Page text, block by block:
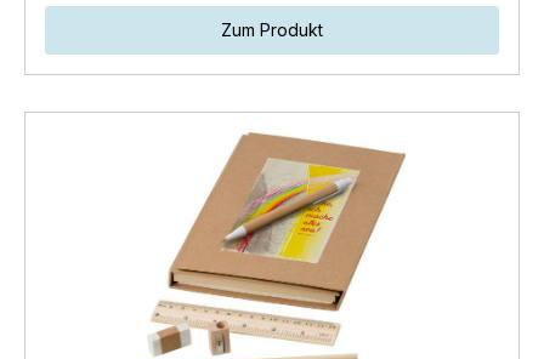
Zum Produkt